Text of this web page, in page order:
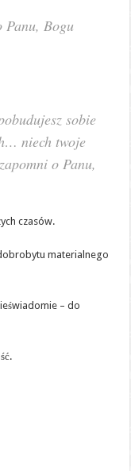
Panu, Bogu
sobie
niech twoje
o Panu,
czasów.
materialnego
– do